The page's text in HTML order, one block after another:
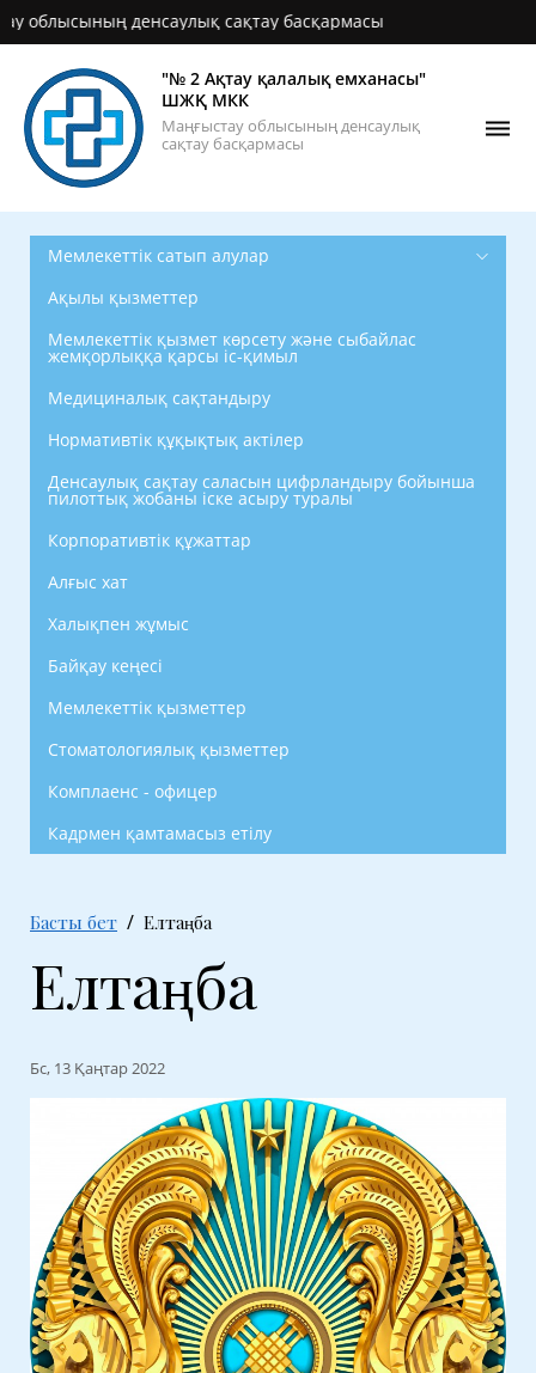
денсаулық сақтау басқармасы
"№ 2 Ақтау қалалық емханасы"
ШЖҚ МКК
Маңғыстау облысының денсаулық
сақтау басқармасы
Мемлекеттік сатып алулар
Ақылы қызметтер
Мемлекеттік қызмет көрсету және сыбайлас
жемқорлыққа қарсы іс-қимыл
Медициналық сақтандыру
Нормативтік құқықтық актілер
Денсаулық сақтау саласын цифрландыру бойынша
пилоттық жобаны іске асыру туралы
Корпоративтік құжаттар
Алғыс хат
Халықпен жұмыс
Байқау кеңесі
Мемлекеттік қызметтер
Стоматологиялық қызметтер
Комплаенс - офицер
Кадрмен қамтамасыз етілу
Басты бет Елтаңба
Елтаңба
Бс, 13 Қаңтар 2022